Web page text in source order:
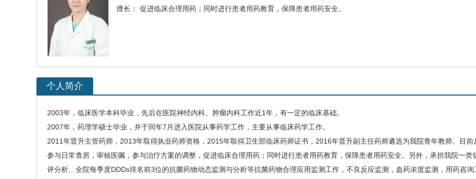
擅长： 促进临床合理用药；同时进行患者用药教育，保障患者用药安全。
个人简介
2003年，临床医学本科毕业，先后在医院神经内科 肿瘤内科工作近1年，有一定的临床基础。
2007年，药理学硕士毕业，并于同年7 月进入医院从事药学工作，主要从事临床药学工作。
2011年晋升主管药师， 2013年取得执业药师资格， 2015年取得卫生部临床药师证书， 2016年晋升副主任药师遴选为我院青年教师。目
参与日常查房，审核医嘱，参与治疗方案的调整，促进临床合理用药；同时进行患者用药教育，保障患者用药安全。另外，承担我院一
评分析、全院每季度DDDs排名前3位的抗菌药物动态监测与分析等抗菌药物合理应用监测工作，不良反应监测，血药浓度监测，用药咨询